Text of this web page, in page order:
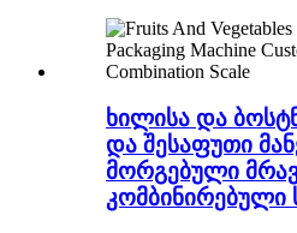
ხილისა და
და შესაფუთი
მორგებული
კომბინირებული